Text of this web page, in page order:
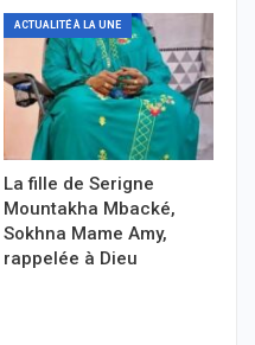
ACTUALITÉ À LA UNE
La fille de Serigne
Mountakha Mbacké,
Sokhna Mame Amy,
rappelée à Dieu